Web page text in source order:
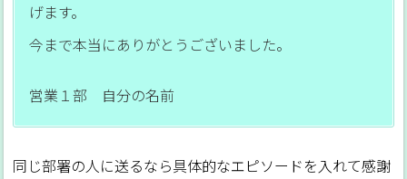
げます。
今まで本当にありがとうございました。
営業１部 自分の名前
同じ部署の人に送るなら具体的なエピソードを入れて感謝